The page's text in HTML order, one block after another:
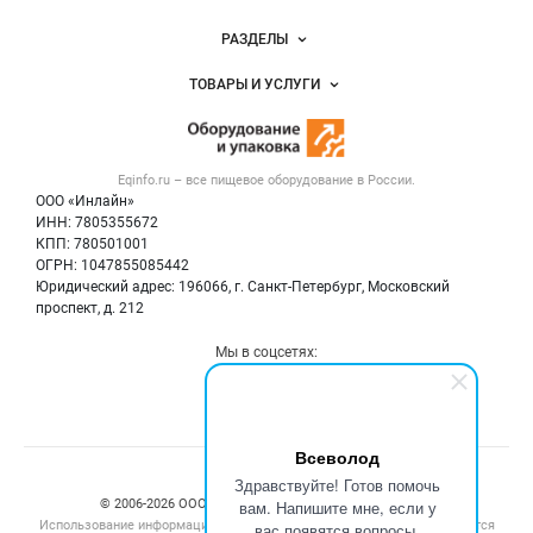
Всеволод
Здравствуйте! Готов помочь
вам. Напишите мне, если у
Eqinfo.ru – все пищевое оборудование в России.
ООО «Инлайн»
ИНН: 7805355672
КПП: 780501001
ОГРН: 1047855085442
Юридический адрес: 196066, г. Санкт-Петербург, Московский
проспект, д. 212
Новости Eqinfo.ru
Размещение рекламы
Публичная оферта
Контактная информация
Политика обработки персональных данных
РАЗДЕЛЫ
Объявления
Вакансии
ТОВАРЫ И УСЛУГИ
Оборудование для пищепрома
Тара и упаковка
Б/у оборудование
Мы в соцсетях:
Счетчики, авторское право, логотипы
© 2006‑2026 ООО “Инлайн”. 12+ Все права защищены.
Использование информации, размещенной на данном сайте, допускается